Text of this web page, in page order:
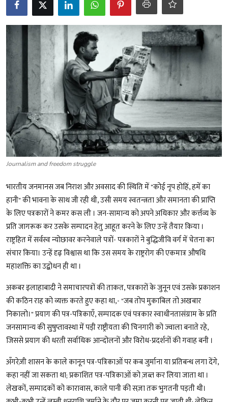
शख्सियत
धरोहर
यात्रावृत्तांत
उपन्यास
सिनेमा
शायरी
ग़ज़ल
Journalism and freedom struggle
भारतीय जनमानस जब निराश और अवसाद की स्थिति में "कोई नृप होहिं, हमें का
हानी" की भावना के साथ जी रही थी, उसी समय स्वतन्त्रता और समानता की प्राप्ति
के लिए पत्रकारों ने कमर कस ली । जन-सामान्य को अपने अधिकार और कर्त्तव्य के
प्रति जागरूक कर उसके सम्पादन हेतु आहूत करने के लिए उन्हें तैयार किया ।
राष्ट्रहित में सर्वस्व न्योछावर करनेवाले पत्रों- पत्रकारों ने बुद्धिजीवि वर्ग में चेतना का
संचार किया। उन्हें दृढ़ विश्वास था कि उस समय के राष्ट्ररोग की एकमात्र औषधि
महाशक्ति का उद्बोधन ही था ।
अकबर इलाहाबादी ने समाचारपत्रों की ताकत, पत्रकारों के जुनून एवं उसके प्रकाशन
की कठिन राह को व्यक्त करते हुए कहा था,- "जब तोप मुकाबिल तो अखबार
निकालो।" प्रयाग की पत्र-पत्रिकाएँ, सम्पादक एवं पत्रकार स्वाधीनतासंग्राम के प्रति
जनसामान्य की सुषुप्तावस्था में पड़ी राष्ट्रीयता की चिनगारी को ज्वाला बनाते रहे,
जिससे प्रयाग की धरती सर्वाधिक आन्दोलनों और विरोध-प्रदर्शनों की गवाह बनी ।
अँगरेज़ी शासन के काले कानून पत्र-पत्रिकाओं पर कब जुर्माना या प्रतिबन्ध लगा देंगे,
कहा नहीं जा सकता था; प्रकाशित पत्र-पत्रिकाओं को ज़ब्त कर लिया जाता था ।
लेखकों, सम्पादकों को कारावास, काले पानी की सज़ा तक भुगतनी पड़ती थी।